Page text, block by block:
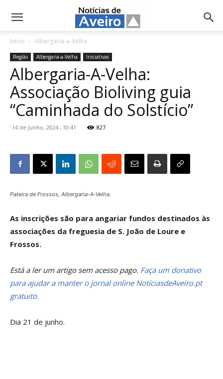
NotíciasdeAveiro.pt
Início Albergaria-a-Velha
Região Albergaria-a-Velha Iniciativas
Albergaria-A-Velha:
Associação Bioliving guia
“Caminhada do Solstício”
14 de Junho, 2024 , 10:41 827
Pateira de Frossos, Albergaria-A-Velha.
As inscrições são para angariar fundos destinados às
associações da freguesia de S. João de Loure e
Frossos.
Está a ler um artigo sem acesso pago. Faça um donativo
para ajudar a manter o jornal online NotíciasdeAveiro.pt
gratuito.
Dia 21 de junho.